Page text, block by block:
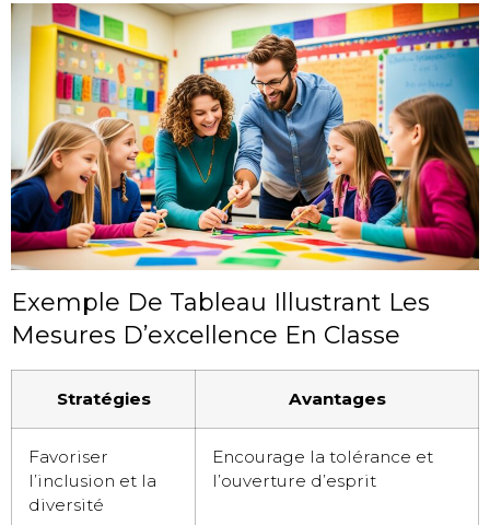
Exemple De Tableau Illustrant Les
Mesures D’excellence En Classe
Stratégies Avantages
Favoriser
l’inclusion et la
diversité
Encourage la tolérance et
l’ouverture d’esprit